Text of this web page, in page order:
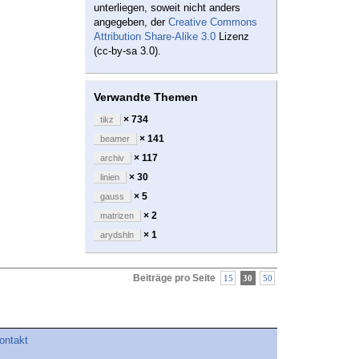
unterliegen, soweit nicht anders
angegeben, der Creative Commons
Attribution Share-Alike 3.0 Lizenz
(cc-by-sa 3.0).
Verwandte Themen
tikz × 734
beamer × 141
archiv × 117
linien × 30
gauss × 5
matrizen × 2
arydshln × 1
Beiträge pro Seite 15 30 50